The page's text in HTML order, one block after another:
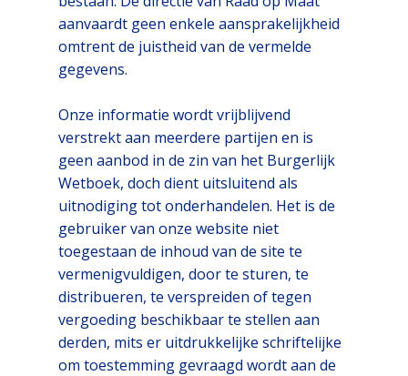
aanvaardt geen enkele aansprakelijkheid
omtrent de juistheid van de vermelde
gegevens.
Onze informatie wordt vrijblijvend
verstrekt aan meerdere partijen en is
geen aanbod in de zin van het Burgerlijk
Wetboek, doch dient uitsluitend als
uitnodiging tot onderhandelen. Het is de
gebruiker van onze website niet
toegestaan de inhoud van de site te
vermenigvuldigen, door te sturen, te
distribueren, te verspreiden of tegen
vergoeding beschikbaar te stellen aan
derden, mits er uitdrukkelijke schriftelijke
om toestemming gevraagd wordt aan de